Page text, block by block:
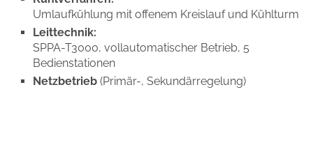
Umlaufkühlung mit offenem Kreislauf und Kühlturm
Leittechnik:
SPPA-T3000, vollautomatischer Betrieb, 5
Bedienstationen
Netzbetrieb (Primär-, Sekundärregelung)